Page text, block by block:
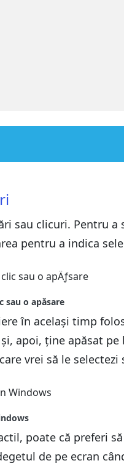
sau clicuri. Pentru
pentru a indica
în același timp
apoi, ține apăsat
vrei să le
poate că preferi
de pe ecran